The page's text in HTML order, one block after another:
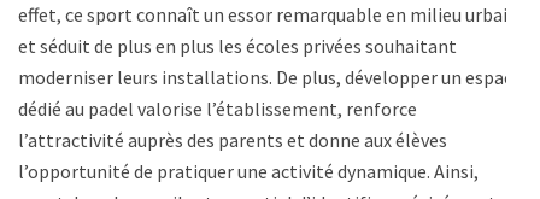
effet, ce sport connaît un essor remarquable en milieu urbain
et séduit de plus en plus les écoles privées souhaitant
moderniser leurs installations. De plus, développer un espace
dédié au padel valorise l’établissement, renforce
l’attractivité auprès des parents et donne aux élèves
l’opportunité de pratiquer une activité dynamique. Ainsi,